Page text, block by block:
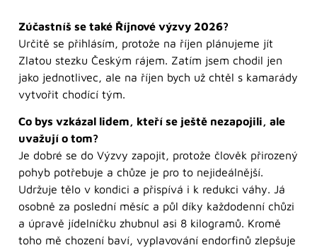
Zúčastníš se také Říjnové výzvy 2026?
Určitě se přihlásím, protože na říjen plánujeme jít
Zlatou stezku Českým rájem. Zatím jsem chodil jen
jako jednotlivec, ale na říjen bych už chtěl s kamarády
vytvořit chodící tým.
Co bys vzkázal lidem, kteří se ještě nezapojili, ale
uvažují o tom?
Je dobré se do Výzvy zapojit, protože člověk přirozený
pohyb potřebuje a chůze je pro to nejideálnější.
Udržuje tělo v kondici a přispívá i k redukci váhy. Já
osobně za poslední měsíc a půl díky každodenní chůzi
a úpravě jídelníčku zhubnul asi 8 kilogramů. Kromě
toho mě chození baví, vyplavování endorfinů zlepšuje